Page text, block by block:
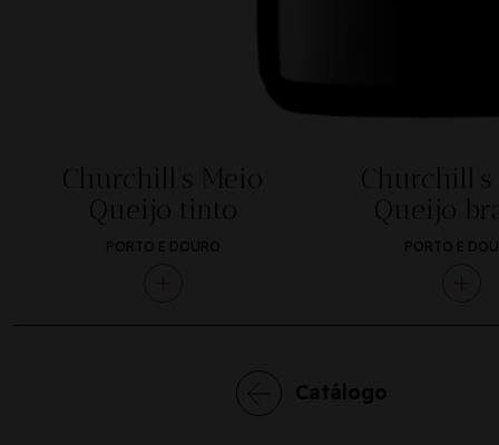
Churchill’s Meio
Queijo tinto
PORTO E DOURO
Queijo
PORTO E
Catálogo